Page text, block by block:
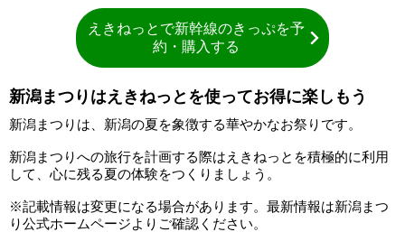
えきねっとで新幹線のきっぷを予
約・購入する
新潟まつりはえきねっとを使ってお得に楽しもう
新潟まつりは、新潟の夏を象徴する華やかなお祭りです。
新潟まつりへの旅行を計画する際はえきねっとを積極的に利用
して、心に残る夏の体験をつくりましょう。
※記載情報は変更になる場合があります。最新情報は新潟まつ
り公式ホームページよりご確認ください。